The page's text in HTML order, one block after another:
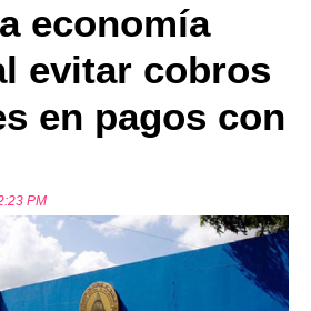
economía
evitar cobros
en pagos con
PM